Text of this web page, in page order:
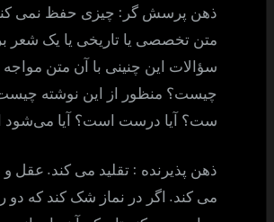
ذهن پرسش گر : چیزی حفظ نمی
متن تخصصی یا تاریخی یا یک شعر
سؤالات این چنینی با آن متن
چیست؟ منظور از این نوشته چیست؟
ست؟ آیا درست است؟ آیا می‌شود
ذهن پذیرنده : تقلید می کند. عقل و
می کند. اگر در نماز شک کند که